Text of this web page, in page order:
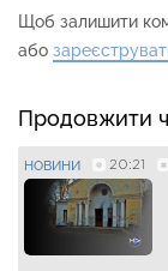
Щоб залишити
або
Продовжити
НОВИНИ 20:21